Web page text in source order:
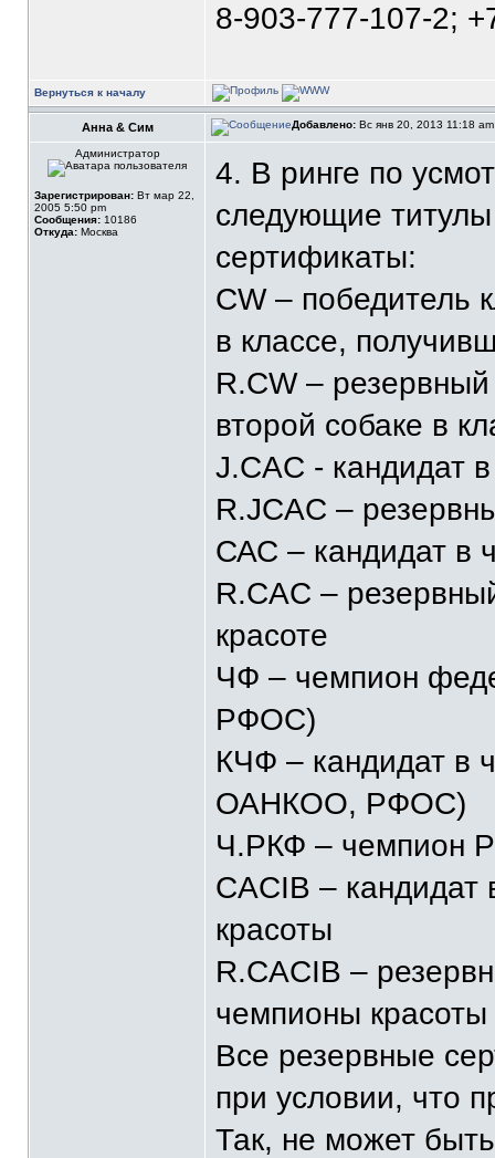
8-903-777-107-2;
Вернуться к началу
Анна & Сим Добавлено: Вс янв 20, 2013 11:18
Администратор
Зарегистрирован: Вт мар 22,
2005 5:50 pm
Сообщения: 10186
Откуда: Москва
4. В ринге по
следующие
сертификаты:
CW – победитель
в классе,
R.CW –
второй собаке в
J.CAC - кандидат
R.JCAC –
САС – кандидат в
R.CAC –
красоте
ЧФ – чемпион
РФОС)
КЧФ – кандидат
ОАНКОО, РФОС)
Ч.РКФ – чемпион
CACIB –
красоты
R.CACIB –
чемпионы красоты
Все резервные
при условии, что
Так, не может